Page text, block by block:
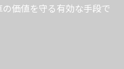
価値を守る有効な手段で